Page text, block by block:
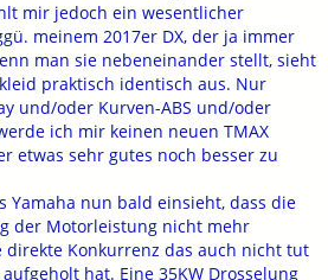
mir jedoch ein wesentlicher
meinem 2017er DX, der ja immer
man sie nebeneinander stellt, sieht
praktisch identisch aus. Nur
und/oder Kurven-ABS und/oder
ich mir keinen neuen TMAX
etwas sehr gutes noch besser zu
Yamaha nun bald einsieht, dass die
der Motorleistung nicht mehr
direkte Konkurrenz das auch nicht tut
hat. Eine 35KW Drosselung